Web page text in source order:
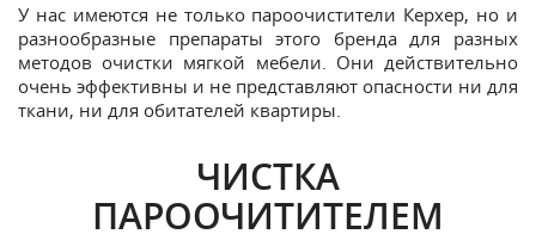
У нас имеются не только пароочистители Керхер, но и
разнообразные препараты этого бренда для разных
методов очистки мягкой мебели. Они действительно
очень эффективны и не представляют опасности ни для
ткани, ни для обитателей квартиры.
ЧИСТКА
ПАРООЧИТИТЕЛЕМ